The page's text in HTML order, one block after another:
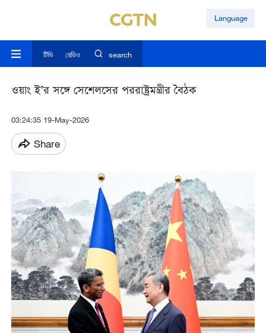
Language
টিভি রেডিও search
ওয়াং ই’র সঙ্গে সেশেলসের পররাষ্ট্রমন্ত্রীর বৈঠক
03:24:35 19-May-2026
Share